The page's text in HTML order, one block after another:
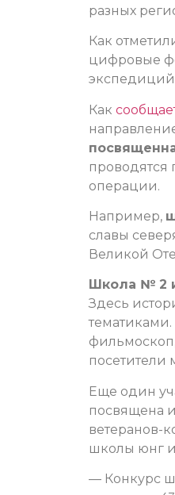
разных
Как
цифровые
Как
проводятся
операции.
Например,
славы
Великой
Школа № 2
Здесь
посетители
Еще один
посвящена
ветеранов-
школы юнг
— Конкурс